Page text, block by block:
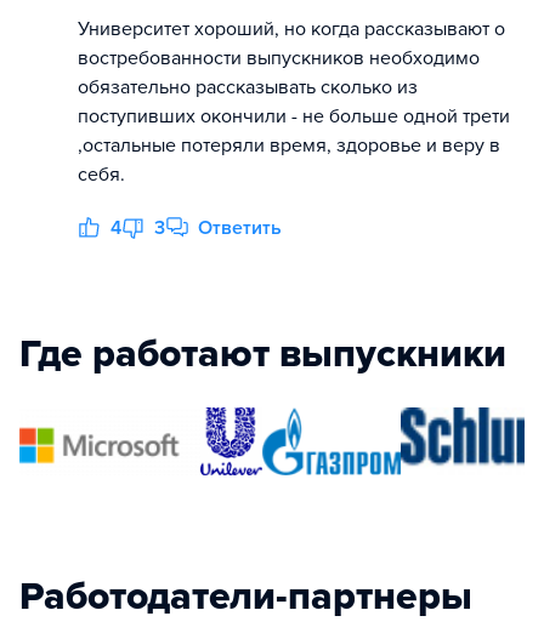
Университет хороший, но когда рассказывают о
востребованности выпускников необходимо
обязательно рассказывать сколько из
поступивших окончили - не больше одной трети
,остальные потеряли время, здоровье и веру в
себя.
4 3 Ответить
Где работают выпускники
Работодатели-партнеры